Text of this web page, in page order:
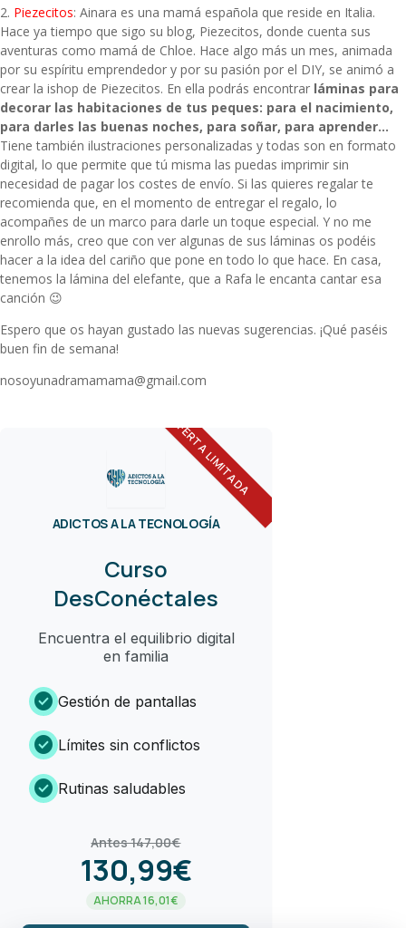
2. Piezecitos: Ainara es una mamá española que reside en Italia.
Hace ya tiempo que sigo su blog, Piezecitos, donde cuenta sus
aventuras como mamá de Chloe. Hace algo más un mes, animada
por su espíritu emprendedor y por su pasión por el DIY, se animó a
crear la ishop de Piezecitos. En ella podrás encontrar láminas para
decorar las habitaciones de tus peques: para el nacimiento,
para darles las buenas noches, para soñar, para aprender…
Tiene también ilustraciones personalizadas y todas son en formato
digital, lo que permite que tú misma las puedas imprimir sin
necesidad de pagar los costes de envío. Si las quieres regalar te
recomienda que, en el momento de entregar el regalo, lo
acompañes de un marco para darle un toque especial. Y no me
enrollo más, creo que con ver algunas de sus láminas os podéis
hacer a la idea del cariño que pone en todo lo que hace. En casa,
tenemos la lámina del elefante, que a Rafa le encanta cantar esa
canción 😉
Espero que os hayan gustado las nuevas sugerencias. ¡Qué paséis
buen fin de semana!
nosoyunadramamama@gmail.com
OFERTA LIMITADA
ADICTOS A LA TECNOLOGÍA
Curso
DesConéctales
Encuentra el equilibrio digital
en familia
check_circle Gestión de pantallas
check_circle Límites sin conflictos
check_circle Rutinas saludables
Antes 147,00€
130,99€
AHORRA 16,01€